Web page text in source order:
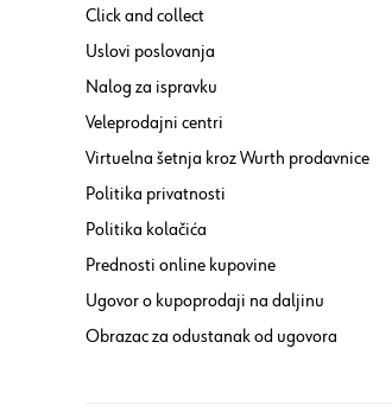
Click and collect
Uslovi poslovanja
Nalog za ispravku
Veleprodajni centri
Virtuelna šetnja kroz Wurth prodavnice
Politika privatnosti
Politika kolačića
Prednosti online kupovine
Ugovor o kupoprodaji na daljinu
Obrazac za odustanak od ugovora